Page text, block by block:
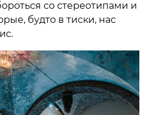
со стереотипами и
будто в тиски, нас